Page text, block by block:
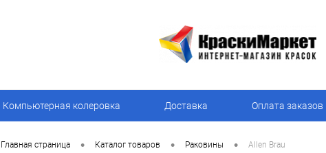
Компьютерная колеровка Доставка Оплата заказов
Главная страница • Каталог товаров • Раковины • Allen Brau